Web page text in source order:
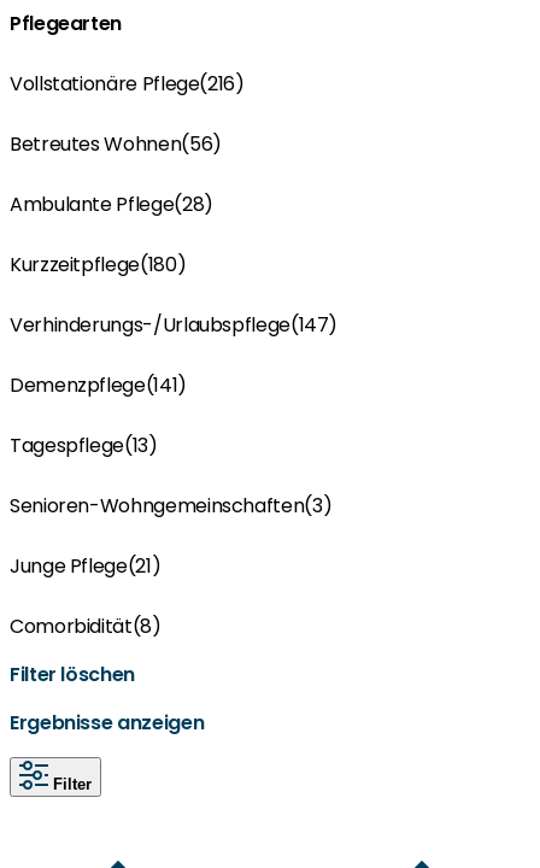
Pflegearten
Vollstationäre Pflege(216)
Betreutes Wohnen(56)
Ambulante Pflege(28)
Kurzzeitpflege(180)
Verhinderungs-/Urlaubspflege(147)
Demenzpflege(141)
Tagespflege(13)
Senioren-Wohngemeinschaften(3)
Junge Pflege(21)
Comorbidität(8)
Filter löschen
Ergebnisse anzeigen
Filter